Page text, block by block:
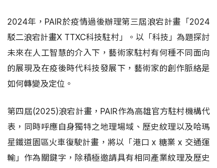
2024年，PAIR於疫情過後辦理第三屆浪宕計畫「2024
駁二浪宕計畫X TTXC科技駐村」。以「科技」為題探討
未來在人工智慧的介入下，藝術家駐村有何種不同面向
的展現及在疫後時代科技發展下，藝術家的創作脈絡是
如何轉變及定位。
第四屆(2025)浪宕計畫，PAIR作為高雄官方駐村機構代
表，同時呼應自身獨特之地理場域、歷史紋理以及哈瑪
星鐵道園區火車復駛計畫，將以「港口 x 糖業 x 交通運
輸」作為關鍵字，除積極邀請具有相同產業紋理及歷史